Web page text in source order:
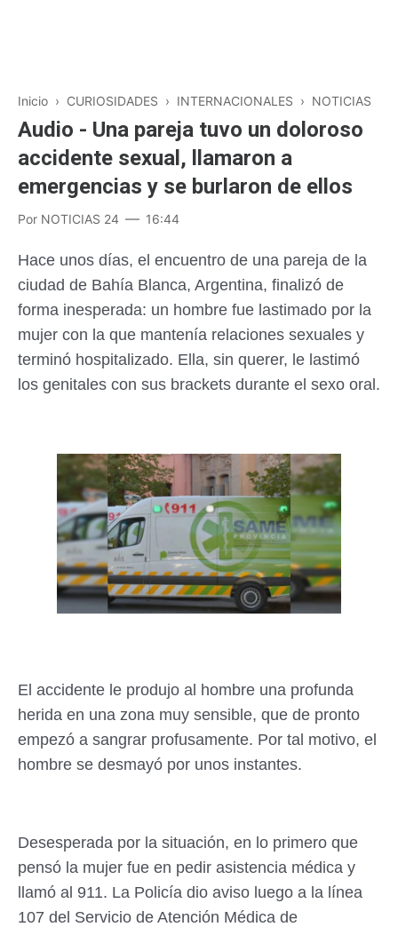
Inicio › CURIOSIDADES › INTERNACIONALES › NOTICIAS
Audio - Una pareja tuvo un doloroso
accidente sexual, llamaron a
emergencias y se burlaron de ellos
Por NOTICIAS 24 16:44
Hace unos días, el encuentro de una pareja de la
ciudad de Bahía Blanca, Argentina, finalizó de
forma inesperada: un hombre fue lastimado por la
mujer con la que mantenía relaciones sexuales y
terminó hospitalizado. Ella, sin querer, le lastimó
los genitales con sus brackets durante el sexo oral.
El accidente le produjo al hombre una profunda
herida en una zona muy sensible, que de pronto
empezó a sangrar profusamente. Por tal motivo, el
hombre se desmayó por unos instantes.
Desesperada por la situación, en lo primero que
pensó la mujer fue en pedir asistencia médica y
llamó al 911. La Policía dio aviso luego a la línea
107 del Servicio de Atención Médica de